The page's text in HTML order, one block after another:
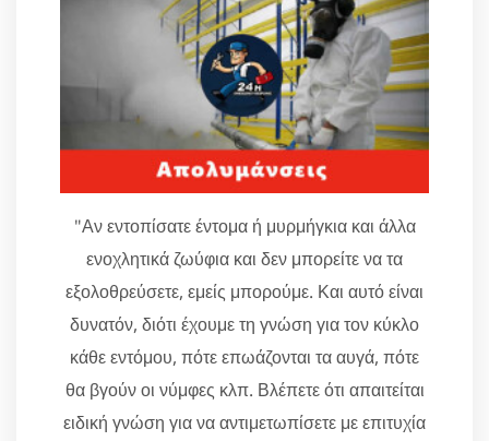
"Αν εντοπίσατε έντομα ή μυρμήγκια και άλλα
ενοχλητικά ζωύφια και δεν μπορείτε να τα
εξολοθρεύσετε, εμείς μπορούμε. Και αυτό είναι
δυνατόν, διότι έχουμε τη γνώση για τον κύκλο
κάθε εντόμου, πότε επωάζονται τα αυγά, πότε
θα βγούν οι νύμφες κλπ. Βλέπετε ότι απαιτείται
ειδική γνώση για να αντιμετωπίσετε με επιτυχία